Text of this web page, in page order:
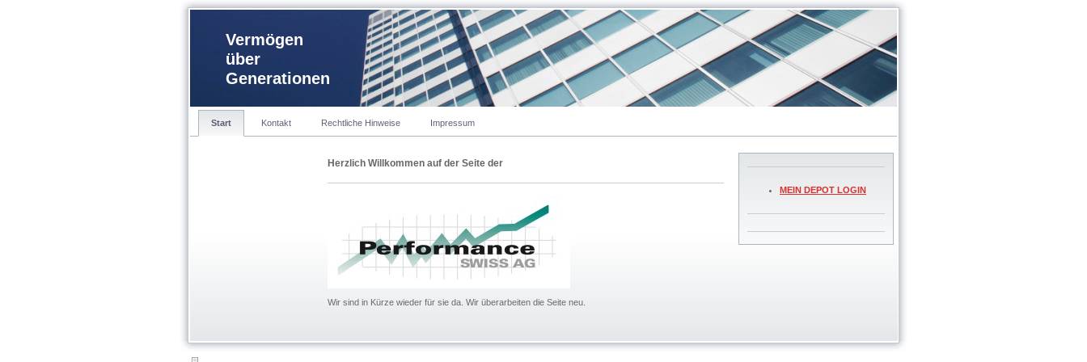
Vermögen
über
Generationen
Start Kontakt Rechtliche Hinweise Impressum
Herzlich Willkommen auf der Seite der
Wir sind in Kürze wieder für sie da. Wir überarbeiten die Seite neu.
MEIN DEPOT LOGIN